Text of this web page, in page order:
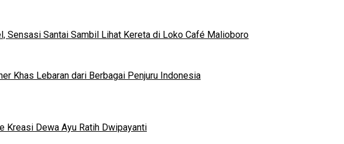
Sensasi Santai Sambil Lihat Kereta di Loko Café Malioboro
Khas Lebaran dari Berbagai Penjuru Indonesia
Kreasi Dewa Ayu Ratih Dwipayanti